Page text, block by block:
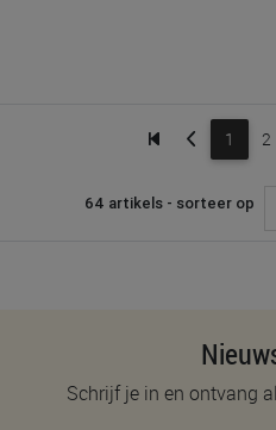
1 2
64 artikels - sorteer op
Schrijf je in en ontvang